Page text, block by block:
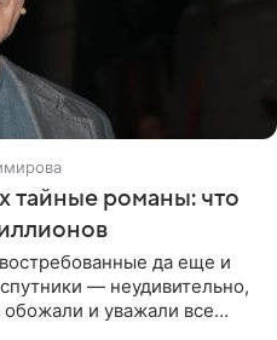
тайные романы: что
да еще и
— неудивительно,
обожали и уважали все